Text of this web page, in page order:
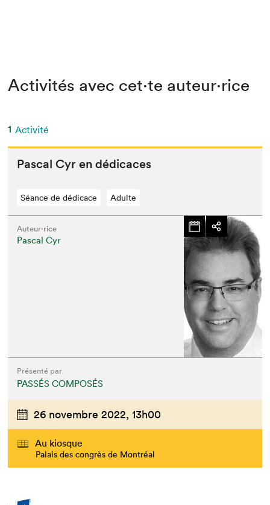
Activités avec cet·te auteur·rice
1 Activité
Pas­cal Cyr en dédicaces
Séance de dédicace Adulte
Auteur·rice
Pascal Cyr
Présenté par
PASSÉS COMPOSÉS
26 novembre 2022, 13h00
Au kiosque
Palais des congrès de Montréal